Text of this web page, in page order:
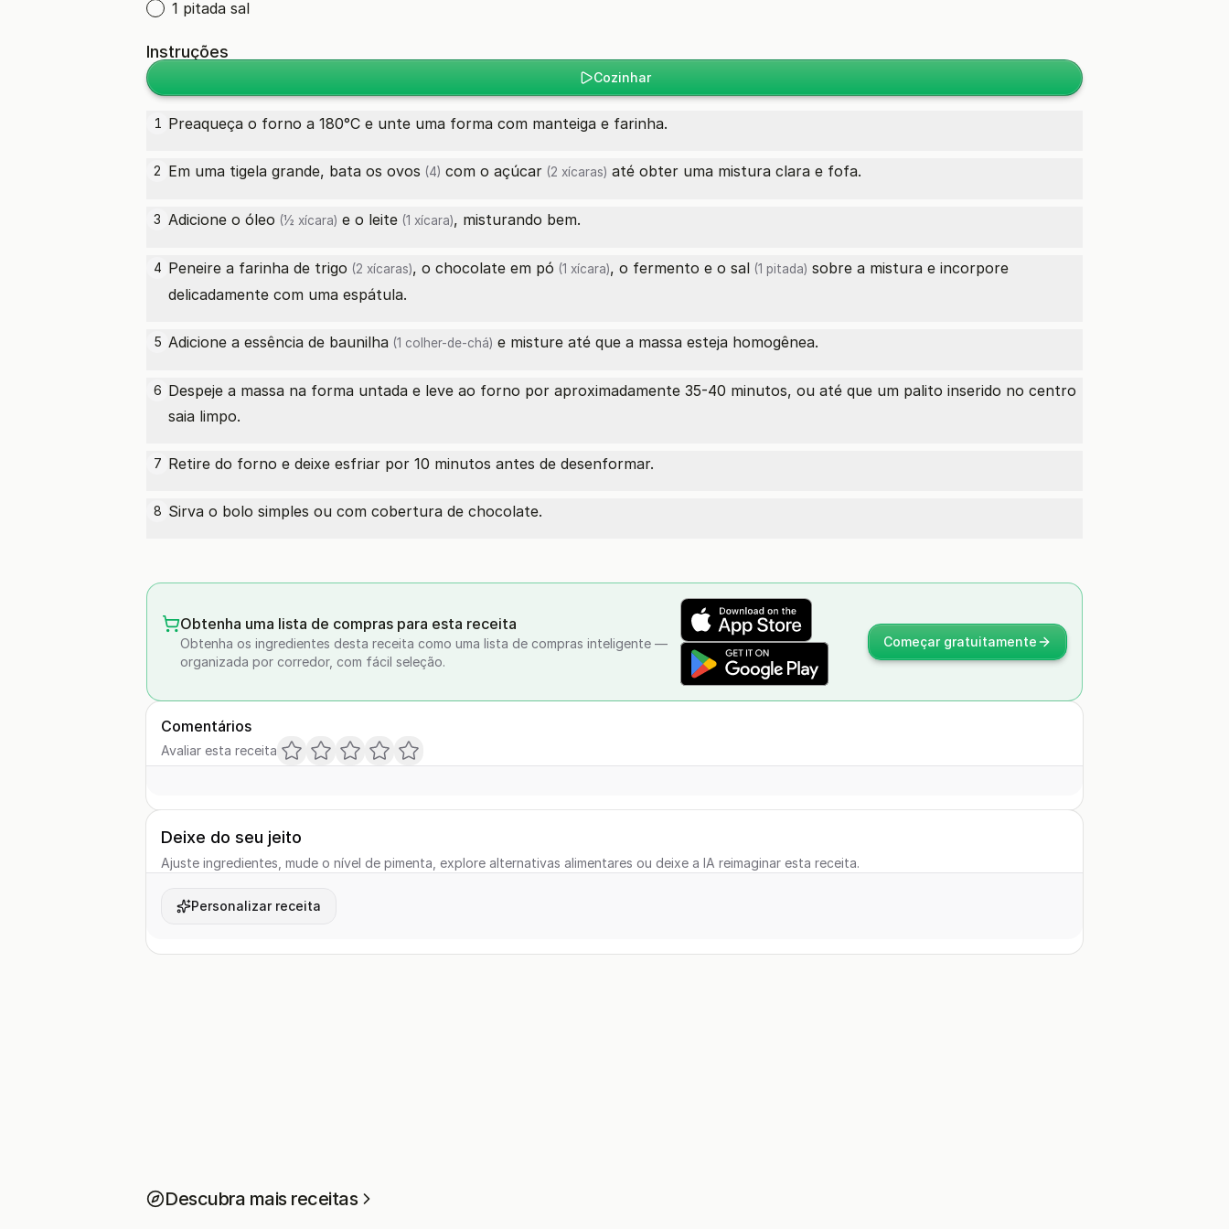
1 pitada sal
Instruções
Cozinhar
1 Preaqueça o forno a 180°C e unte uma forma com manteiga e farinha.
2 Em uma tigela grande, bata os ovos (4) com o açúcar (2 xícaras) até obter uma mistura clara e fofa.
3 Adicione o óleo (½ xícara) e o leite (1 xícara), misturando bem.
4 Peneire a farinha de trigo (2 xícaras), o chocolate em pó (1 xícara), o fermento e o sal (1 pitada) sobre a mistura e incorpore
delicadamente com uma espátula.
5 Adicione a essência de baunilha (1 colher-de-chá) e misture até que a massa esteja homogênea.
6 Despeje a massa na forma untada e leve ao forno por aproximadamente 35-40 minutos, ou até que um palito inserido no centro
saia limpo.
7 Retire do forno e deixe esfriar por 10 minutos antes de desenformar.
8 Sirva o bolo simples ou com cobertura de chocolate.
Obtenha uma lista de compras para esta receita
Obtenha os ingredientes desta receita como uma lista de compras inteligente —
organizada por corredor, com fácil seleção.
Começar gratuitamente
Comentários
Avaliar esta receita
Deixe do seu jeito
Ajuste ingredientes, mude o nível de pimenta, explore alternativas alimentares ou deixe a IA reimaginar esta receita.
Personalizar receita
Descubra mais receitas